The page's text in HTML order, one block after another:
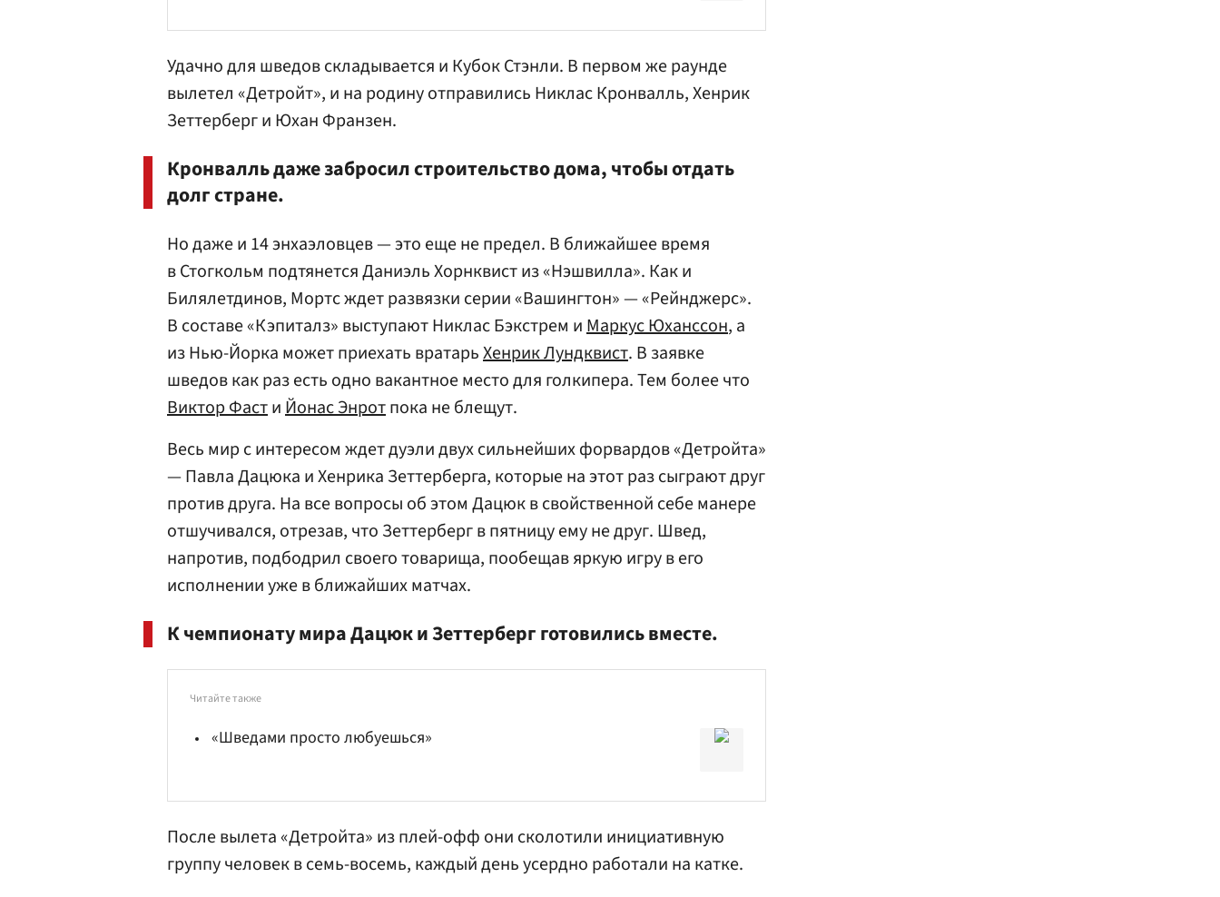
Удачно для шведов складывается и Кубок Стэнли. В первом же раунде
вылетел «Детройт», и на родину отправились Никлас Кронвалль,Хенрик
Зеттерберги Юхан Франзен.
Кронвалль даже забросил строительство дома, чтобы отдать
долг стране.
Но даже и 14 энхаэловцев — это еще не предел. В ближайшее время
в Стогкольм подтянется Даниэль Хорнквист из «Нэшвилла». Как и
Билялетдинов, Мортс ждет развязки серии «Вашингтон» — «Рейнджерс».
В составе «Кэпиталз» выступают Никлас Бэкстрем иМаркус Юханссон, а
из Нью-Йорка может приехать вратарьХенрик Лундквист. В заявке
шведов как раз есть одно вакантное место для голкипера. Тем более что
Виктор ФастиЙонас Энротпока не блещут.
Весь мир с интересом ждет дуэли двух сильнейших форвардов «Детройта»
— Павла Дацюка и Хенрика Зеттерберга, которые на этот раз сыграют друг
против друга. На все вопросы об этом Дацюк в свойственной себе манере
отшучивался, отрезав, что Зеттерберг в пятницу ему не друг. Швед,
напротив, подбодрил своего товарища, пообещав яркую игру в его
исполнении уже в ближайших матчах.
К чемпионату мира Дацюк и Зеттерберг готовились вместе.
Читайте также
«Шведами просто любуешься»
После вылета «Детройта» из плей-офф они сколотили инициативную
группу человек в семь-восемь, каждый день усердно работали на катке.